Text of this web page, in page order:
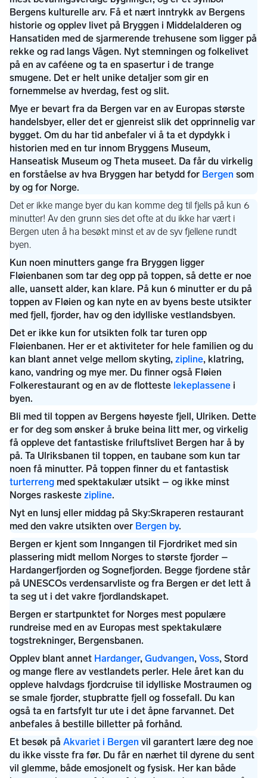
Bergen
zipline
lekeplassene
turterreng
zipline
Bergen by
Hardanger Gudvangen Voss
Akvariet i Bergen